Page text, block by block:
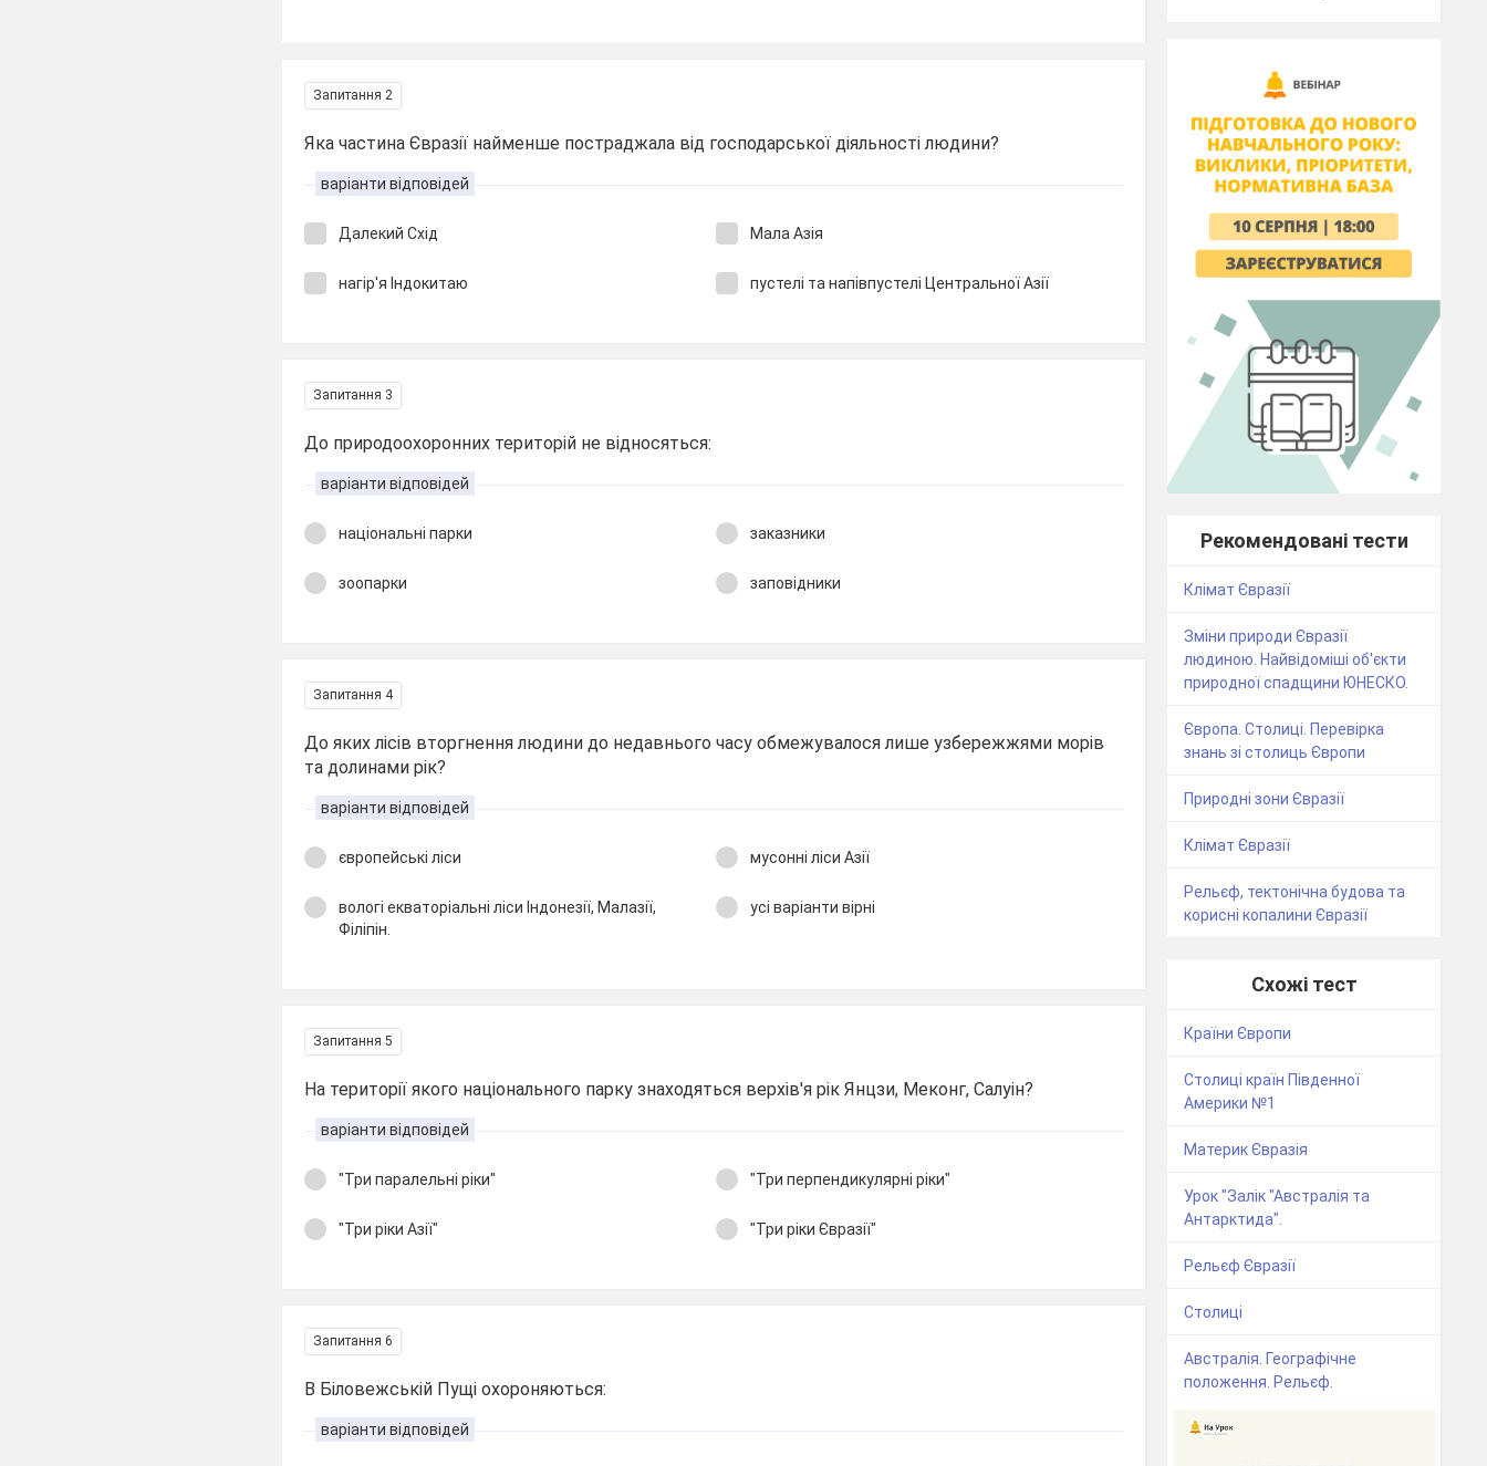
Запитання 2
Яка частина Євразії найменше постраджала від господарської діяльності людини?
варіанти відповідей
Далекий Схід Мала Азія
нагір'я Індокитаю пустелі та напівпустелі Центральної Азії
Запитання 3
До природоохоронних територій не відносяться:
варіанти відповідей
національні парки заказники
зоопарки заповідники
Запитання 4
До яких лісів вторгнення людини до недавнього часу обмежувалося лише узбережжями морів
та долинами рік?
варіанти відповідей
європейські ліси мусонні ліси Азії
вологі екваторіальні ліси Індонезії, Малазії,
Філіпін.
усі варіанти вірні
Запитання 5
На території якого національного парку знаходяться верхів'я рік Янцзи, Меконг, Салуін?
варіанти відповідей
"Три паралельні ріки" "Три перпендикулярні ріки"
"Три ріки Азії" "Три ріки Євразії"
Запитання 6
В Біловежській Пущі охороняються:
варіанти відповідей
Рекомендовані тести
Клімат Євразії
Зміни природи Євразії
людиною. Найвідоміші об'єкти
природної спадщини ЮНЕСКО.
Європа. Столиці. Перевірка
знань зі столиць Європи
Природні зони Євразії
Клімат Євразії
Рельєф, тектонічна будова та
корисні копалини Євразії
Схожі тест
Країни Європи
Столиці країн Південної
Америки №1
Материк Євразія
Урок "Залік "Австралія та
Антарктида".
Рельєф Євразії
Столиці
Австралія. Географічне
положення. Рельєф.